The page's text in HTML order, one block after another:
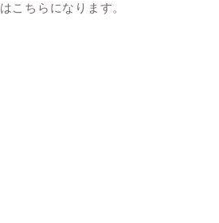
はこちらになります。